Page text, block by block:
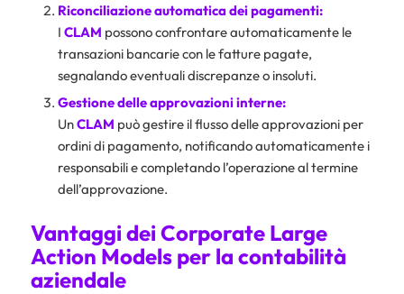
Riconciliazione automatica dei pagamenti:
I CLAM possono confrontare automaticamente le
transazioni bancarie con le fatture pagate,
segnalando eventuali discrepanze o insoluti.
Gestione delle approvazioni interne:
UnCLAM può gestire il flusso delle approvazioni per
ordini di pagamento, notificando automaticamente i
responsabili e completando l’operazione al termine
dell’approvazione.
Vantaggi dei Corporate Large
Action Models per la contabilità
aziendale